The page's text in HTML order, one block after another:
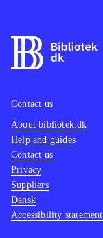
Contact us
About bibliotek.dk
Help and guides
Contact us
Privacy
Suppliers
Dansk
Accessibility statement